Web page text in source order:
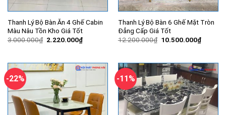
Thanh Lý Bộ Bàn Ăn 4 Ghế Cabin
Màu Nâu Tồn Kho Giá Tốt
3.000.000₫ Giá
2.220.000₫Giá
hiện
2.220.000₫.
Thanh Lý Bộ Bàn 6 Ghế Mặt Tròn
Đẳng Cấp Giá Tốt
12.200.000₫ Giá
10.500.000₫Giá
hiện
-22% -11%